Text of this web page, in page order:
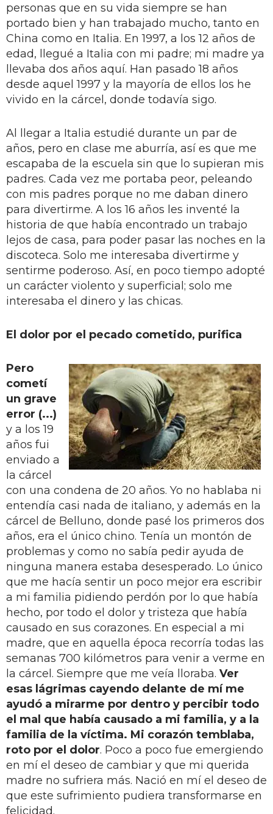
personas que en su vida siempre se han
portado bien y han trabajado mucho, tanto en
China como en Italia. En 1997, a los 12 años de
edad, llegué a Italia con mi padre; mi madre ya
llevaba dos años aquí. Han pasado 18 años
desde aquel 1997 y la mayoría de ellos los he
vivido en la cárcel, donde todavía sigo.
Al llegar a Italia estudié durante un par de
años, pero en clase me aburría, así es que me
escapaba de la escuela sin que lo supieran mis
padres. Cada vez me portaba peor, peleando
con mis padres porque no me daban dinero
para divertirme. A los 16 años les inventé la
historia de que había encontrado un trabajo
lejos de casa, para poder pasar las noches en la
discoteca. Solo me interesaba divertirme y
sentirme poderoso. Así, en poco tiempo adopté
un carácter violento y superficial; solo me
interesaba el dinero y las chicas.
El dolor por el pecado cometido, purifica
Pero
cometí
un grave
error (...)
y a los 19
años fui
enviado a
la cárcel
con una condena de 20 años. Yo no hablaba ni
entendía casi nada de italiano, y además en la
cárcel de Belluno, donde pasé los primeros dos
años, era el único chino. Tenía un montón de
problemas y como no sabía pedir ayuda de
ninguna manera estaba desesperado. Lo único
que me hacía sentir un poco mejor era escribir
a mi familia pidiendo perdón por lo que había
hecho, por todo el dolor y tristeza que había
causado en sus corazones. En especial a mi
madre, que en aquella época recorría todas las
semanas 700 kilómetros para venir a verme en
la cárcel. Siempre que me veía lloraba. Ver
esas lágrimas cayendo delante de mí me
ayudó a mirarme por dentro y percibir todo
el mal que había causado a mi familia, y a la
familia de la víctima. Mi corazón temblaba,
roto por el dolor. Poco a poco fue emergiendo
en mí el deseo de cambiar y que mi querida
madre no sufriera más. Nació en mí el deseo de
que este sufrimiento pudiera transformarse en
felicidad.